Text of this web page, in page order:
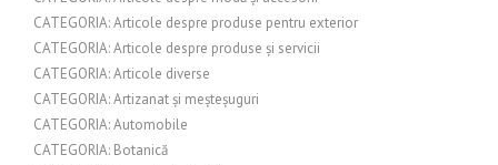
CATEGORIA: Articole despre produse pentru exterior
CATEGORIA: Articole despre produse și servicii
CATEGORIA: Articole diverse
CATEGORIA: Artizanat și meșteșuguri
CATEGORIA: Automobile
CATEGORIA: Botanică